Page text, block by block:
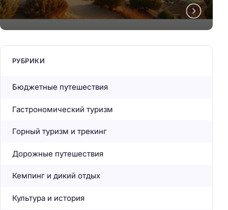
РУБРИКИ
Бюджетные путешествия
Гастрономический туризм
Горный туризм и трекинг
Дорожные путешествия
Кемпинг и дикий отдых
Культура и история